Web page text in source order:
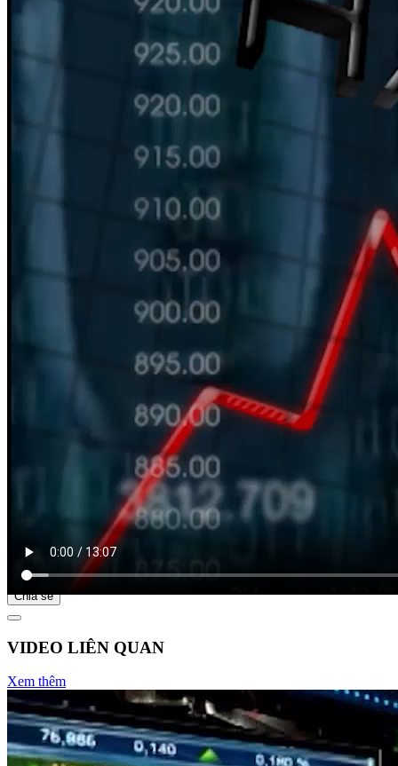
Bắt đầu tại
Chia sẻ
VIDEO LIÊN QUAN
Xem thêm